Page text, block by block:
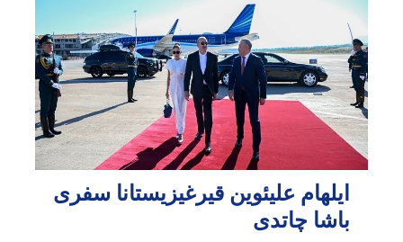
ایلهام علیئوین قیرغیزیستانا سفری
باشا چاتدی